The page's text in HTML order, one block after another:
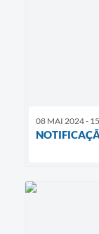
08 MAI 2024 -